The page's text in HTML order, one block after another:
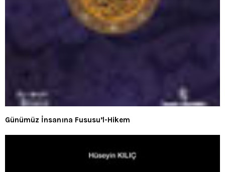
Günümüz İnsanına Fususu’l-Hikem